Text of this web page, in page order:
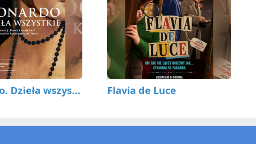
Leonardo. Dzieła wszystkie Flavia de Luce